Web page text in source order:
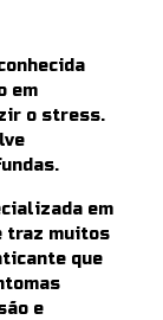
em
o stress.
em
traz muitos
que
e